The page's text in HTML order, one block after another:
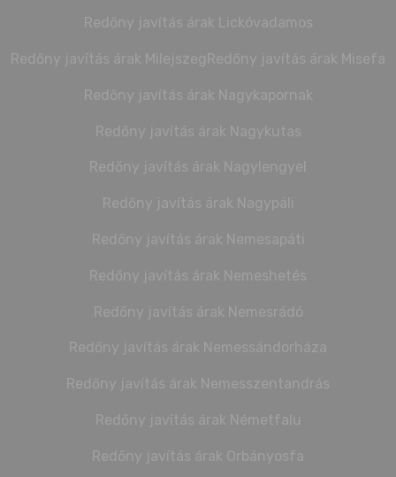
Redőny javítás árak Lickóvadamos
Redőny javítás árak Milejszeg Redőny javítás árak Misefa
Redőny javítás árak Nagykapornak
Redőny javítás árak Nagykutas
Redőny javítás árak Nagylengyel
Redőny javítás árak Nagypáli
Redőny javítás árak Nemesapáti
Redőny javítás árak Nemeshetés
Redőny javítás árak Nemesrádó
Redőny javítás árak Nemessándorháza
Redőny javítás árak Nemesszentandrás
Redőny javítás árak Németfalu
Redőny javítás árak Orbányosfa